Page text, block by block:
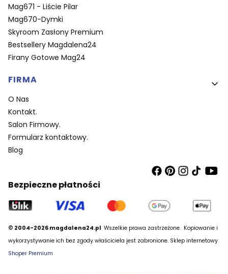
Mag671 - Liście Pilar
Mag670-Dymki
Skyroom Zasłony Premium
Bestsellery Magdalena24
Firany Gotowe Mag24
FIRMA
O Nas
Kontakt.
Salon Firmowy.
Formularz kontaktowy.
Blog
Bezpieczne płatności
© 2004-2026 magdalena24.pl Wszelkie prawa zastrzeżone. Kopiowanie i
wykorzystywanie ich bez zgody właściciela jest zabronione. Sklep internetowy
Shoper Premium